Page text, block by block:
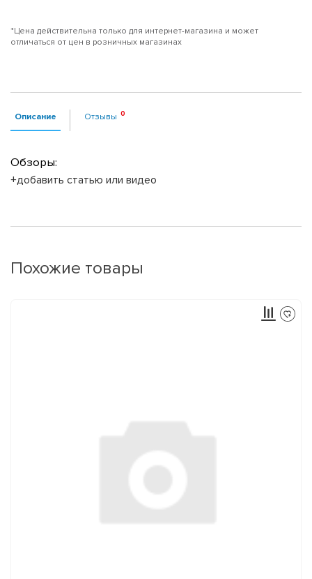
*Цена действительна только для интернет-магазина и может
отличаться от цен в розничных магазинах
Описание Отзывы
Обзоры:
+добавить статью или видео
Похожие товары